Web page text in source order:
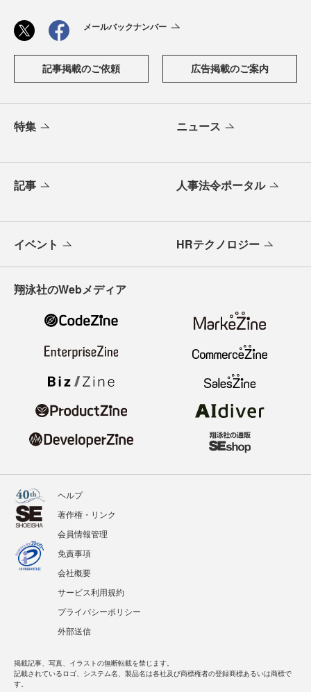
メールバックナンバー
記事掲載のご依頼 広告掲載のご案内
特集 ニュース
記事 人事法令ポータル
イベント HRテクノロジー
翔泳社のWebメディア
ヘルプ
著作権・リンク
会員情報管理
免責事項
会社概要
サービス利用規約
プライバシーポリシー
外部送信
掲載記事、写真、イラストの無断転載を禁じます。
記載されているロゴ、システム名、製品名は各社及び商標権者の登録商標あるいは商標で
す。